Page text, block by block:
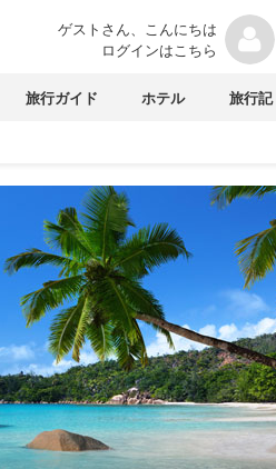
ゲストさん、こんにちは
ログインはこちら
旅行ガイド ホテル 旅行記